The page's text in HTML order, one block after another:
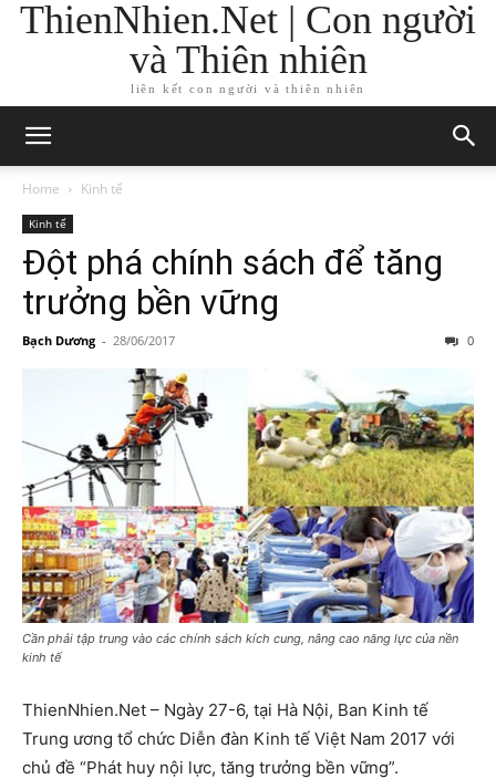
ThienNhien.Net | Con người
và Thiên nhiên
liên kết con người và thiên nhiên
Home Kinh tế
Kinh tế
Đột phá chính sách để tăng
trưởng bền vững
Bạch Dương - 28/06/2017 0
Cần phải tập trung vào các chính sách kích cung, nâng cao năng lực của nền
kinh tế
ThienNhien.Net – Ngày 27-6, tại Hà Nội, Ban Kinh tế
Trung ương tổ chức Diễn đàn Kinh tế Việt Nam 2017 với
chủ đề “Phát huy nội lực, tăng trưởng bền vững”.